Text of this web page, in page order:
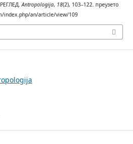
Antropologija, 18(2), 103–122. преузето
index.php/an/article/view/109